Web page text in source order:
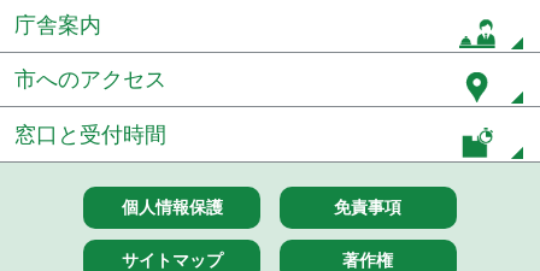
庁舎案内
市へのアクセス
窓口と受付時間
個人情報保護 免責事項
サイトマップ 著作権